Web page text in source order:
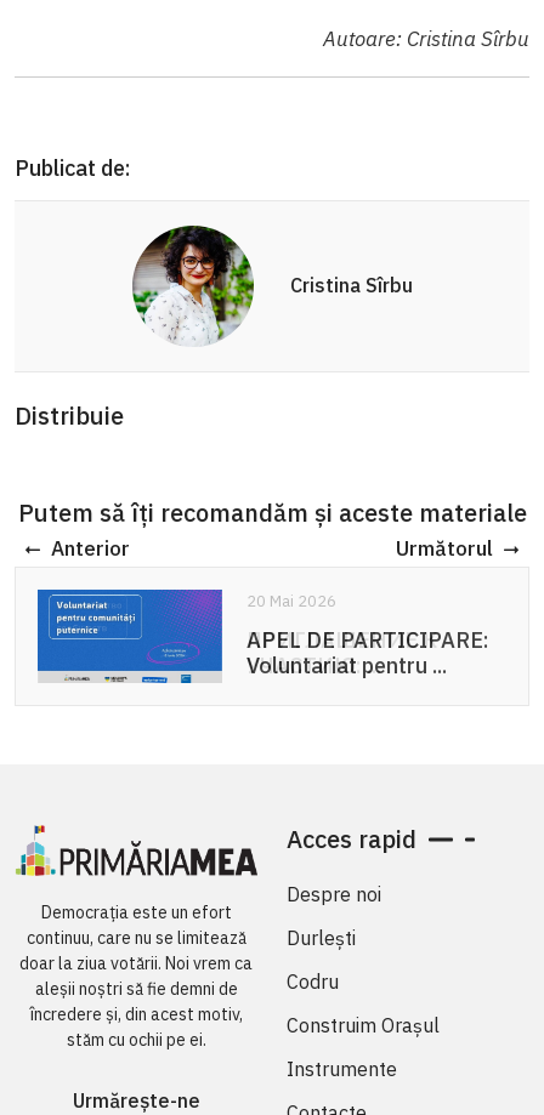
Autoare: Cristina Sîrbu
Publicat de:
Cristina Sîrbu
Distribuie
Putem să îți recomandăm și aceste materiale
Anterior Următorul
20 Mai 2026
APEL DE PARTICIPARE:
Voluntariat pentru ...
Democrația este un efort
continuu, care nu se limitează
doar la ziua votării. Noi vrem ca
aleșii noștri să fie demni de
încredere și, din acest motiv,
stăm cu ochii pe ei.
Urmărește-ne
Acces rapid
Despre noi
Durlești
Codru
Construim Orașul
Instrumente